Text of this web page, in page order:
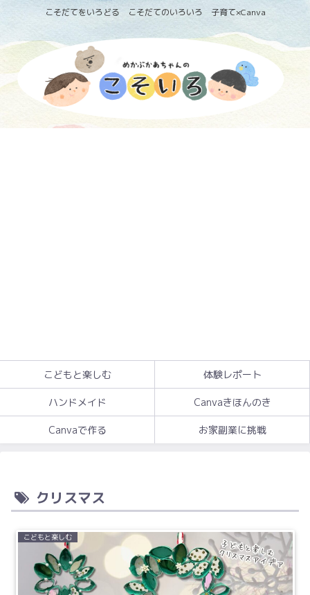
こそだてをいろどる こそだてのいろいろ 子育て×Canva
こどもと楽しむ 体験レポート
ハンドメイド Canvaきほんのき
Canvaで作る お家副業に挑戦
クリスマス
こどもと楽しむ